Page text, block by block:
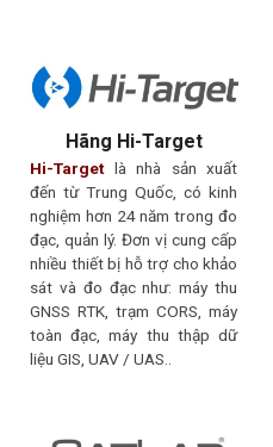
Hãng Hi-Target
Hi-Targetlà nhà sản xuất
đến từ Trung Quốc, có kinh
nghiệm hơn 24 năm trong đo
đạc, quản lý. Đơn vị cung cấp
nhiều thiết bị hỗ trợ cho khảo
sát và đo đạc như: máy thu
GNSS RTK, trạm CORS, máy
toàn đạc, máy thu thập dữ
liệu GIS, UAV / UAS..